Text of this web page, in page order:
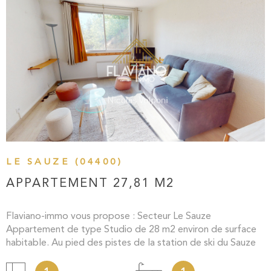
site Géorisques
LE SAUZE (04400)
APPARTEMENT 27,81 M2
Flaviano-immo vous propose : Secteur Le Sauze
Appartement de type Studio de 28 m2 environ de surface
habitable. Au pied des pistes de la station de ski du Sauze
VOIR LE BIEN